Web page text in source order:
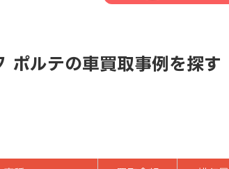
ポルテの車買取事例を探す